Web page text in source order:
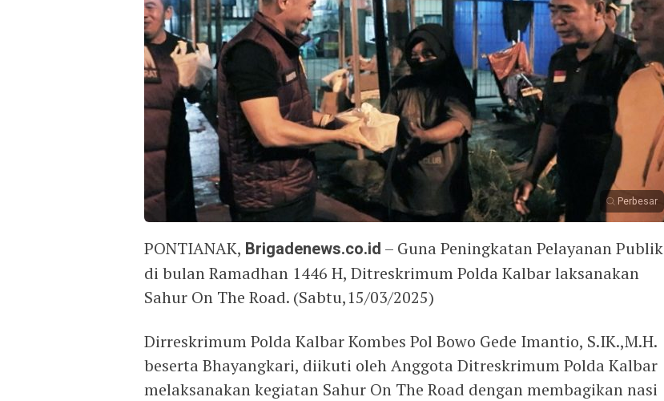
Perbesar
PONTIANAK, Brigadenews.co.id – Guna Peningkatan Pelayanan Publik
di bulan Ramadhan 1446 H, Ditreskrimum Polda Kalbar laksanakan
Sahur On The Road. (Sabtu,15/03/2025)
Dirreskrimum Polda Kalbar Kombes Pol Bowo Gede Imantio, S.IK.,M.H.
beserta Bhayangkari, diikuti oleh Anggota Ditreskrimum Polda Kalbar
melaksanakan kegiatan Sahur On The Road dengan membagikan nasi